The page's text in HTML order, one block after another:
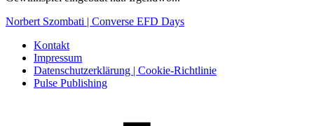
Norbert Szombati | Converse EFD Days
Kontakt
Impressum
Datenschutzerklärung | Cookie-Richtlinie
Pulse Publishing